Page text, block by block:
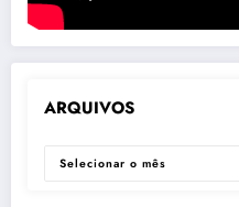
ARQUIVOS
ARQUIVOS